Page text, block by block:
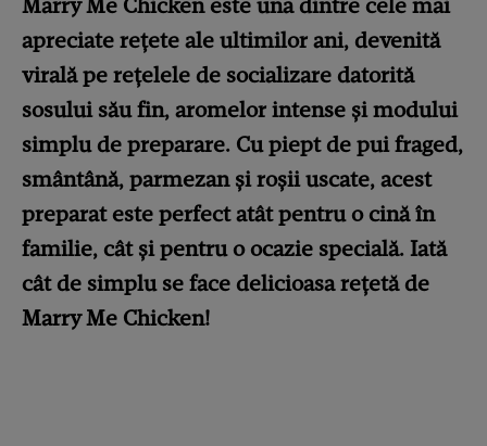
Marry Me Chicken este una dintre cele mai
apreciate rețete ale ultimilor ani, devenită
virală pe rețelele de socializare datorită
sosului său fin, aromelor intense și modului
simplu de preparare. Cu piept de pui fraged,
smântână, parmezan și roșii uscate, acest
preparat este perfect atât pentru o cină în
familie, cât și pentru o ocazie specială. Iată
cât de simplu se face delicioasa rețetă de
Marry Me Chicken!